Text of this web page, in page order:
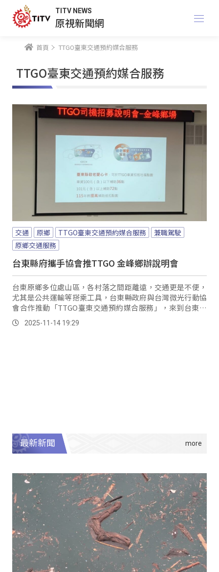
TITV NEWS
原視新聞網
首頁 TTGO臺東交通預約媒合服務
TTGO臺東交通預約媒合服務
交通 原鄉 TTGO臺東交通預約媒合服務
兼職駕駛
原鄉交通服務
台東縣府攜手協會推TTGO 金峰鄉辦說明會
台東原鄉多位處山區，各村落之間距離遠，交通更是不便，
尤其是公共運輸等搭乘工具，台東縣政府與台灣微光行動協
會合作推動「TTGO臺東交通預約媒合服務」，來到台東南
迴線金峰鄉舉辦說明會，並邀請台東海岸線現職司機分享實
務經驗，希望吸引更多駕駛加入原鄉交通服務行列。
2025-11-14 19:29
最新新聞